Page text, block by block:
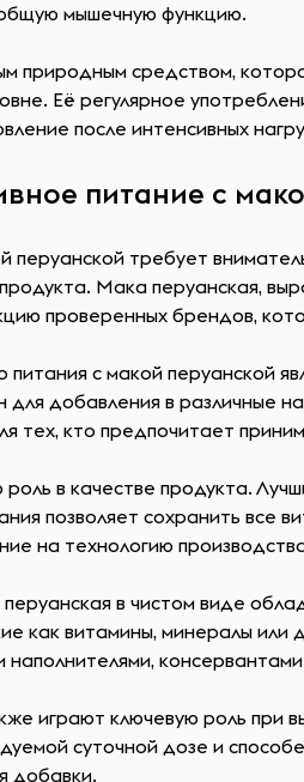
мышечную функцию.
природным средством,
Её регулярное
после интенсивных
питание с
перуанской требует
Мака перуанская,
проверенных брендов,
с макой перуанской
добавления в различные
тех, кто предпочитает
в качестве продукта.
позволяет сохранить все
на технологию
в чистом виде
витамины, минералы или
играют ключевую роль при
суточной дозе и
добавки.